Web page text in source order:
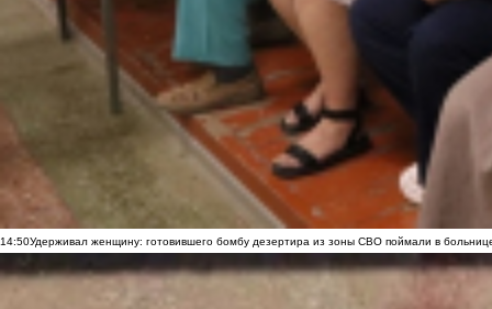
14:50Удерживал женщину: готовившего бомбу дезертира из зоны СВО поймали в